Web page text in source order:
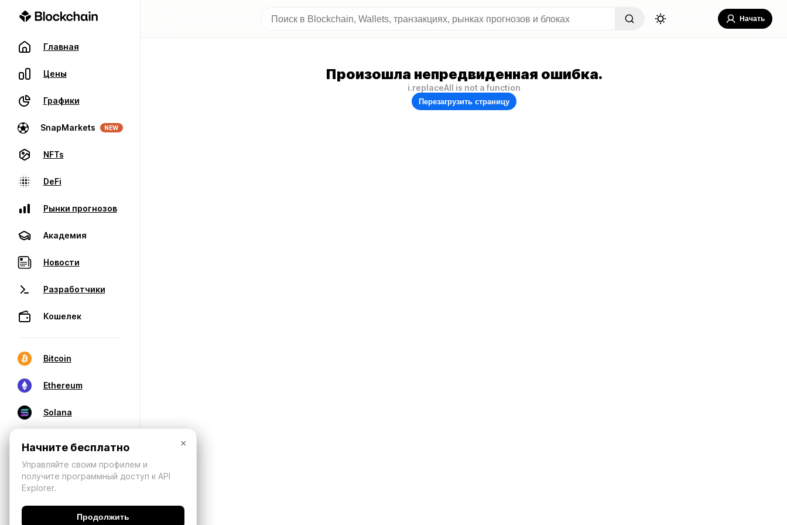
Главная
Цены
Графики
SnapMarkets NEW
NFTs
DeFi
Рынки прогнозов
Академия
Новости
Разработчики
Кошелек
Bitcoin
Ethereum
Solana
Начать
Произошла непредвиденная ошибка.
i.replaceAll is not a function
Перезагрузить страницу
×
Начните бесплатно
Управляйте своим профилем и
получите программный доступ к API
Explorer.
Продолжить